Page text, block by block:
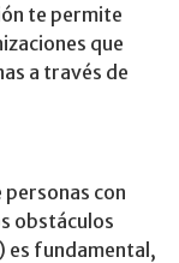
te permite
que
a través de
personas con
obstáculos
es fundamental,